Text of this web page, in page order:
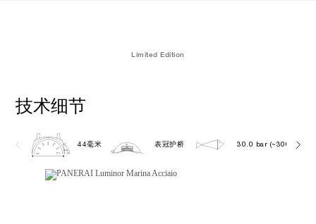
Limited Edition
技术细节
44毫米 表冠护桥 30.0 bar (~300.0